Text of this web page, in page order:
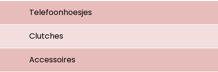
Telefoonhoesjes
Clutches
Accessoires